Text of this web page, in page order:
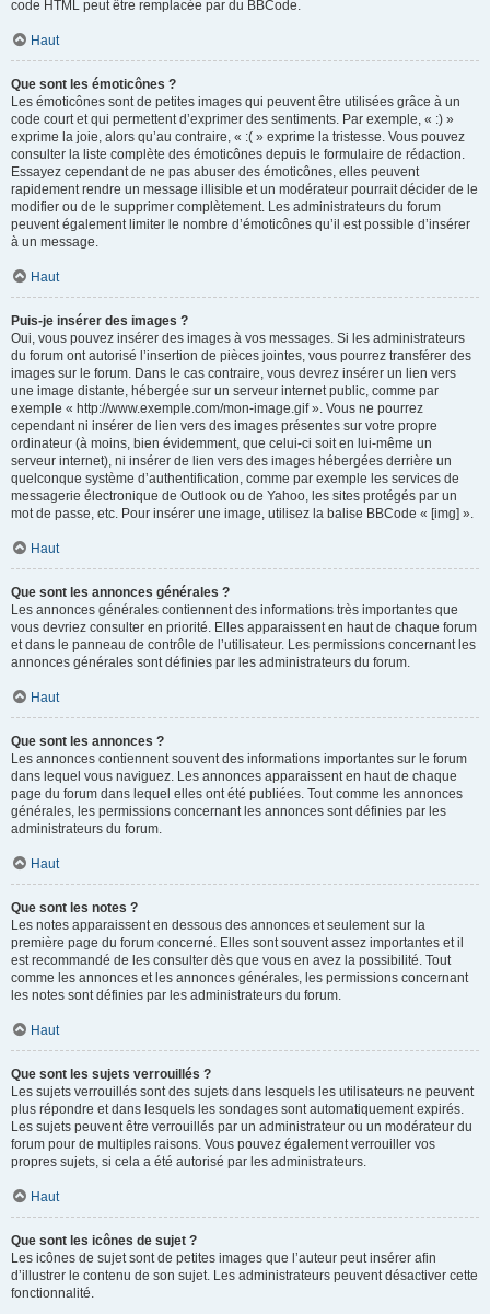
code HTML peut être remplacée par du BBCode.
Haut
Que sont les émoticônes ?
Les émoticônes sont de petites images qui peuvent être utilisées grâce à un
code court et qui permettent d’exprimer des sentiments. Par exemple, « :) »
exprime la joie, alors qu’au contraire, « :( » exprime la tristesse. Vous pouvez
consulter la liste complète des émoticônes depuis le formulaire de rédaction.
Essayez cependant de ne pas abuser des émoticônes, elles peuvent
rapidement rendre un message illisible et un modérateur pourrait décider de le
modifier ou de le supprimer complètement. Les administrateurs du forum
peuvent également limiter le nombre d’émoticônes qu’il est possible d’insérer
à un message.
Haut
Puis-je insérer des images ?
Oui, vous pouvez insérer des images à vos messages. Si les administrateurs
du forum ont autorisé l’insertion de pièces jointes, vous pourrez transférer des
images sur le forum. Dans le cas contraire, vous devrez insérer un lien vers
une image distante, hébergée sur un serveur internet public, comme par
exemple « http://www.exemple.com/mon-image.gif ». Vous ne pourrez
cependant ni insérer de lien vers des images présentes sur votre propre
ordinateur (à moins, bien évidemment, que celui-ci soit en lui-même un
serveur internet), ni insérer de lien vers des images hébergées derrière un
quelconque système d’authentification, comme par exemple les services de
messagerie électronique de Outlook ou de Yahoo, les sites protégés par un
mot de passe, etc. Pour insérer une image, utilisez la balise BBCode « [img] ».
Haut
Que sont les annonces générales ?
Les annonces générales contiennent des informations très importantes que
vous devriez consulter en priorité. Elles apparaissent en haut de chaque forum
et dans le panneau de contrôle de l’utilisateur. Les permissions concernant les
annonces générales sont définies par les administrateurs du forum.
Haut
Que sont les annonces ?
Les annonces contiennent souvent des informations importantes sur le forum
dans lequel vous naviguez. Les annonces apparaissent en haut de chaque
page du forum dans lequel elles ont été publiées. Tout comme les annonces
générales, les permissions concernant les annonces sont définies par les
administrateurs du forum.
Haut
Que sont les notes ?
Les notes apparaissent en dessous des annonces et seulement sur la
première page du forum concerné. Elles sont souvent assez importantes et il
est recommandé de les consulter dès que vous en avez la possibilité. Tout
comme les annonces et les annonces générales, les permissions concernant
les notes sont définies par les administrateurs du forum.
Haut
Que sont les sujets verrouillés ?
Les sujets verrouillés sont des sujets dans lesquels les utilisateurs ne peuvent
plus répondre et dans lesquels les sondages sont automatiquement expirés.
Les sujets peuvent être verrouillés par un administrateur ou un modérateur du
forum pour de multiples raisons. Vous pouvez également verrouiller vos
propres sujets, si cela a été autorisé par les administrateurs.
Haut
Que sont les icônes de sujet ?
Les icônes de sujet sont de petites images que l’auteur peut insérer afin
d’illustrer le contenu de son sujet. Les administrateurs peuvent désactiver cette
fonctionnalité.